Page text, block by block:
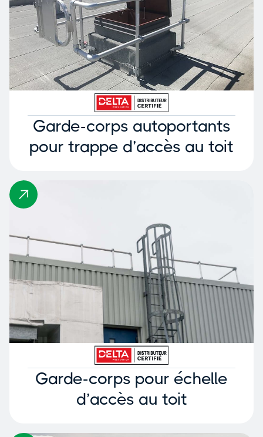
Garde-corps autoportants
pour trappe d’accès au toit
Garde-corps pour échelle
d’accès au toit